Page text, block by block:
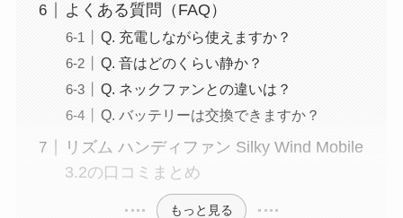
よくある質問（FAQ）
Q. 充電しながら使えますか？
Q. 音はどのくらい静か？
Q. ネックファンとの違いは？
Q. バッテリーは交換できますか？
リズム ハンディファン Silky Wind Mobile
3.2の口コミまとめ
もっと見る